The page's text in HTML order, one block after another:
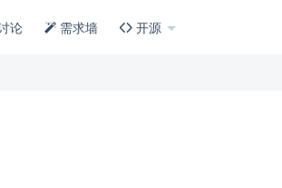
论 需求墙 开源